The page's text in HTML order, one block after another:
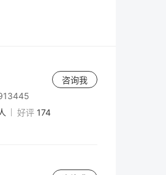
好评 174
咨询我